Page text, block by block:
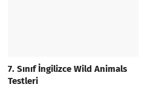
7. Sınıf İngilizce Wild Animals
Testleri